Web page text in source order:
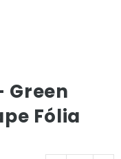
Green
Fólia